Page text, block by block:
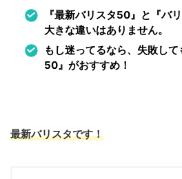
『最新バリスタ50』と『バ
大きな違いはありません。
もし迷ってるなら、失敗し
50』がおすすめ！
最新バリスタです！